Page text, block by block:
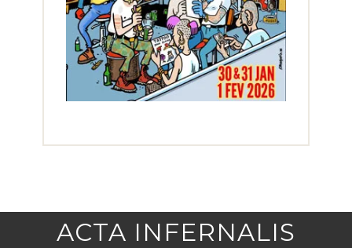
ACTA INFERNALIS